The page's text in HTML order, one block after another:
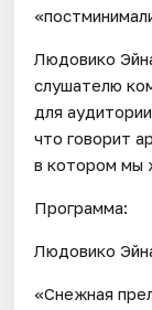
Людовико
слушателю
для
что говорит
в котором мы
Программа:
Людовико
«Снежная